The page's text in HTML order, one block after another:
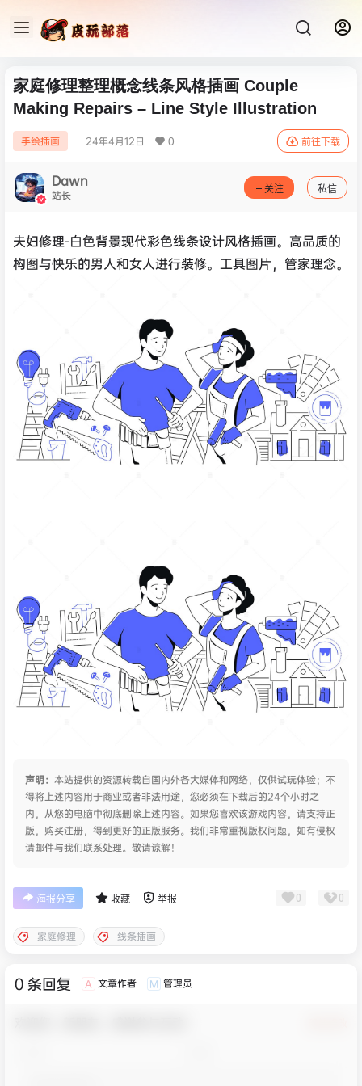
家庭修理整理概念线条风格插画 Couple
Making Repairs – Line Style Illustration
手绘插画 24年4月12日 0 前往下载
Dawn
站长 关注 私信
夫妇修理-白色背景现代彩色线条设计风格插画。高品质的
构图与快乐的男人和女人进行装修。工具图片，管家理念。
声明： 本站提供的资源转载自国内外各大媒体和网络，仅供试玩体验；不
得将上述内容用于商业或者非法用途，您必须在下载后的24个小时之
内，从您的电脑中彻底删除上述内容。如果您喜欢该游戏内容，请支持正
版，购买注册，得到更好的正版服务。我们非常重视版权问题，如有侵权
请邮件与我们联系处理。敬请谅解！
海报分享 收藏 举报 0 0
家庭修理 线条插画
0 条回复 A 文章作者 M 管理员